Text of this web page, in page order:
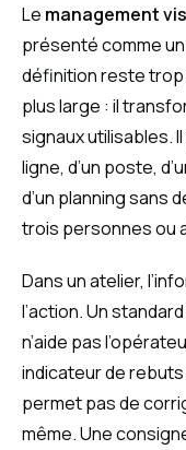
Le management
présenté comme
définition reste trop
plus large : il
signaux utilisables.
ligne, d’un poste,
d’un planning sans
trois personnes ou
Dans un atelier,
l’action. Un
n’aide pas
indicateur de
permet pas de
même. Une